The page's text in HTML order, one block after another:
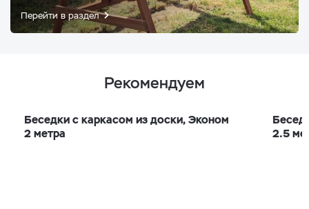
Перейти в раздел
Рекомендуем
Беседки с каркасом из доски, Эконом
2 метра
2.5